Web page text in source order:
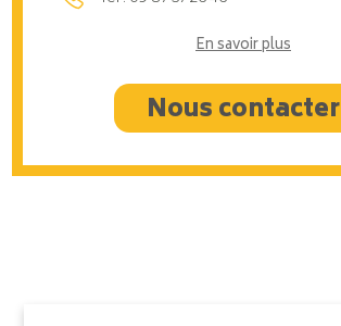
En savoir plus
Nous contacter